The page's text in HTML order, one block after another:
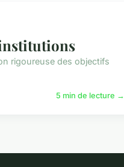
rigoureuse des objectifs
5 min de lecture →